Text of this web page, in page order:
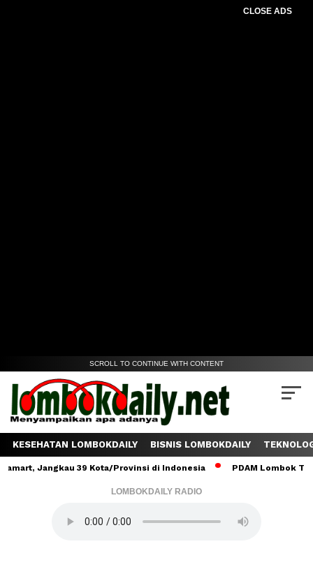
CLOSE ADS
SCROLL TO CONTINUE WITH CONTENT
KESEHATAN LOMBOKDAILY BISNIS LOMBOKDAILY
39 Kota/Provinsi di Indonesia PDAM Lombok Tengah
LOMBOKDAILY RADIO